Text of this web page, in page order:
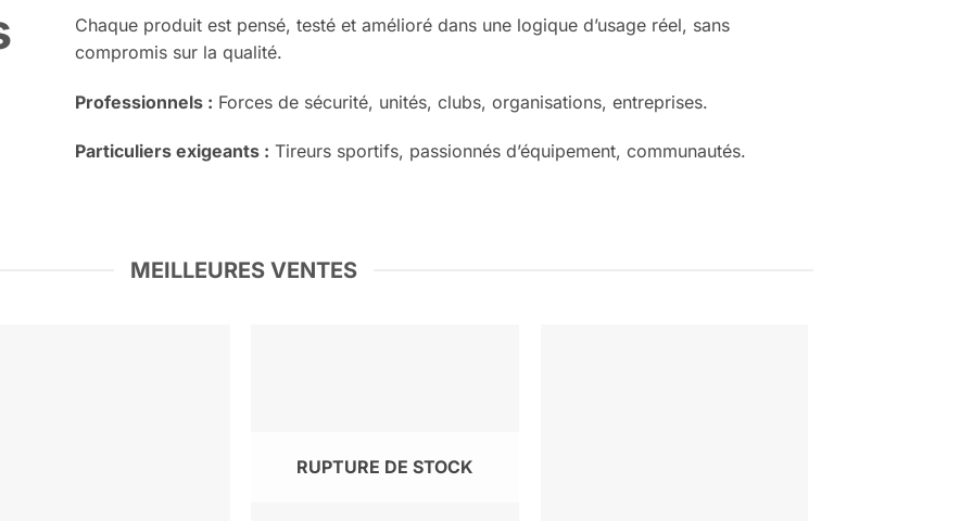
Chaque produit est pensé, testé et amélioré dans une logique d’usage réel, sans
compromis sur la qualité.
Professionnels : Forces de sécurité, unités, clubs, organisations, entreprises.
Particuliers exigeants : Tireurs sportifs, passionnés d’équipement, communautés.
MEILLEURES VENTES
RUPTURE DE STOCK